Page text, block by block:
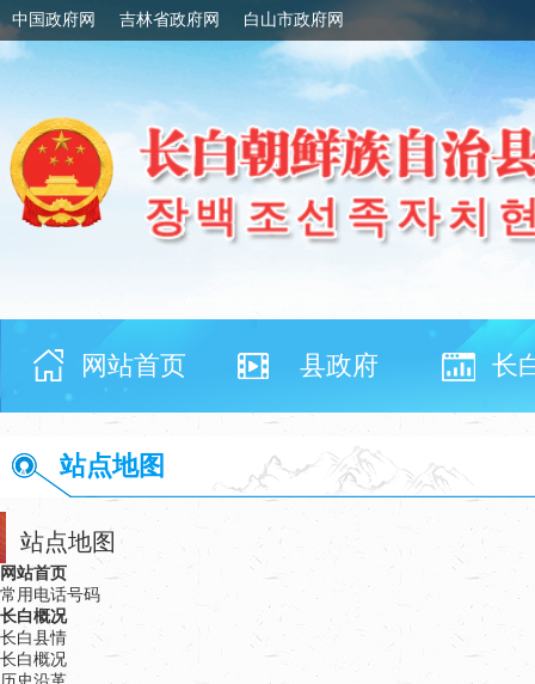
中国政府网 吉林省政府网 白山市政府网
网站首页 县政府 长
站点地图
站点地图
网站首页
常用电话号码
长白概况
长白县情
长白概况